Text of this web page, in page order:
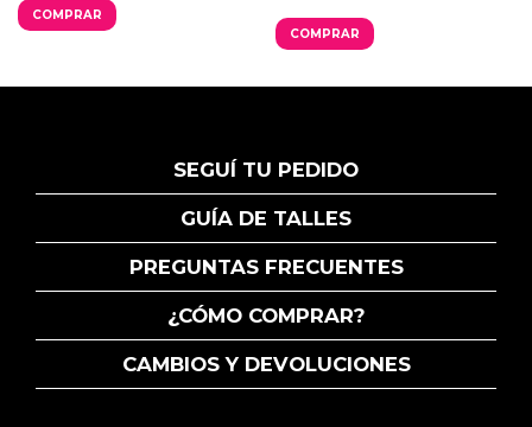
COMPRAR
COMPRAR
SEGUÍ TU PEDIDO
GUÍA DE TALLES
PREGUNTAS FRECUENTES
¿CÓMO COMPRAR?
CAMBIOS Y DEVOLUCIONES